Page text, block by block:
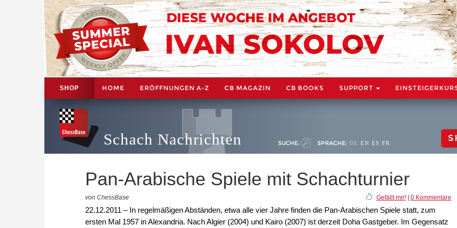
SHOP HOME ERÖFFNUNGEN A-Z CB MAGAZIN CB BOOKS SUPPORT
Schach Nachrichten SUCHE: SPRACHE: DE EN ES FR
Pan-Arabische Spiele mit Schachturnier
von ChessBase Gefällt mir!| 0 Kommentare
22.12.2011 – In regelmäßigen Abständen, etwa alle vier Jahre finden die Pan-Arabischen Spiele statt, zum
ersten Mal 1957 in Alexandria. Nach Algier (2004) und Kairo (2007) ist derzeit Doha Gastgeber. Im Gegensatz